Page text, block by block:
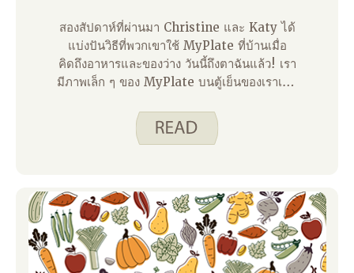
สองสัปดาห์ที่ผ่านมา Christine และ Katy ได้
แบ่งปันวิธีที่พวกเขาใช้ MyPlate ที่บ้านเมื่อ
คิดถึงอาหารและของว่าง วันนี้ถึงตาฉันแล้ว! เรา
มีภาพเล็ก ๆ ของ MyPlate บนตู้เย็นของเราเพื่อ
ต่างๆ เมื่อเลือกอาหารและของว่างของเรา บางวัน
เราทําได้ดีกว่าคนอื่น! เมื่อฉันวางแผนมื้ออาหาร
อาหารของฉันในช่วงเวลานี้ของปี เพราะมีอาหาร
หลายกลุ่มในจานเดียว เมนูโปรดของเรา ได้แก่
ซุปพาสต้าฟาจิโอลี ซุป ไก่เม็กซิกัน และพ ริก
มังสวิรัติ แม้ว่าบางครั้งลูก ๆ ของฉันจะกลอกตา
ใส่ฉันเมื่อฉันพูดคุยกับพวกเขาเกี่ยวกับการกิน